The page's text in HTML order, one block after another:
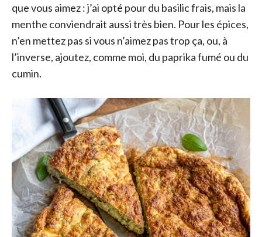
que vous aimez : j’ai opté pour du basilic frais, mais la
menthe conviendrait aussi très bien. Pour les épices,
n’en mettez pas si vous n’aimez pas trop ça, ou, à
l’inverse, ajoutez, comme moi, du paprika fumé ou du
cumin.